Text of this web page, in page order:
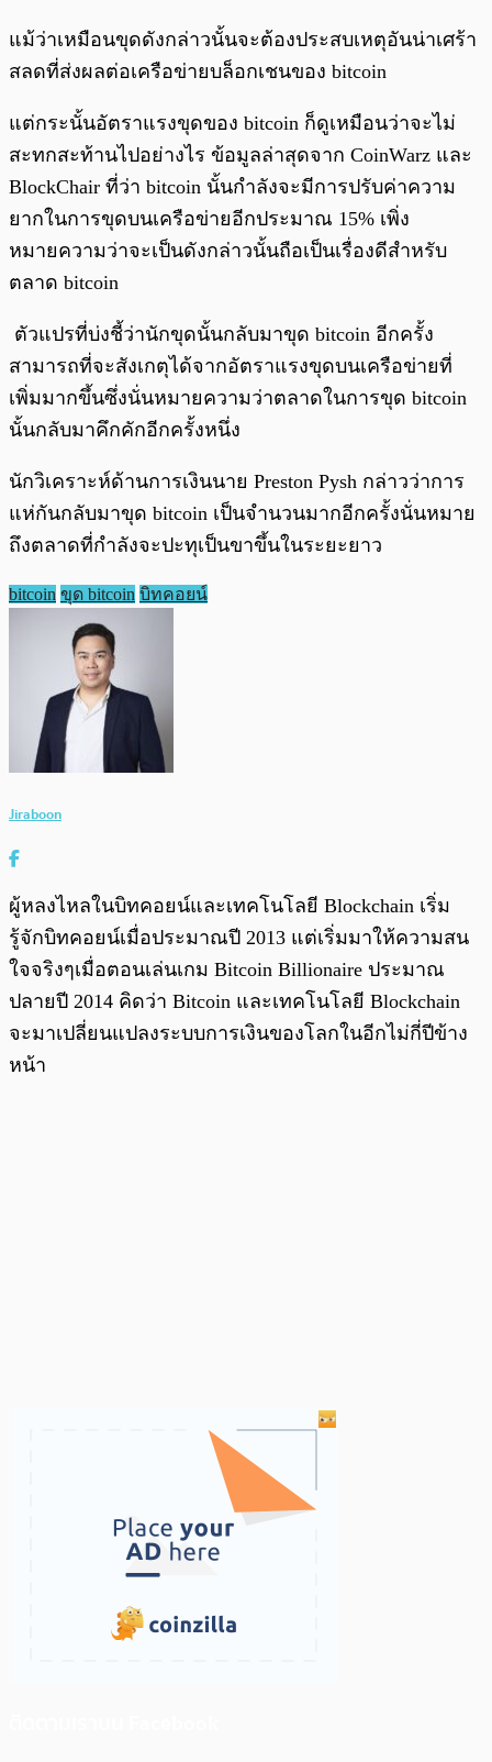
แม้ว่าเหมือนขุดดังกล่าวนั้นจะต้องประสบเหตุอันน่าเศร้า
สลดที่ส่งผลต่อเครือข่ายบล็อกเชนของ bitcoin
แต่กระนั้นอัตราแรงขุดของ bitcoin ก็ดูเหมือนว่าจะไม่
สะทกสะท้านไปอย่างไร ข้อมูลล่าสุดจาก CoinWarz และ
BlockChair ที่ว่า bitcoin นั้นกำลังจะมีการปรับค่าความ
ยากในการขุดบนเครือข่ายอีกประมาณ 15% เพิ่ง
หมายความว่าจะเป็นดังกล่าวนั้นถือเป็นเรื่องดีสำหรับ
ตลาด bitcoin
ตัวแปรที่บ่งชี้ว่านักขุดนั้นกลับมาขุด bitcoin อีกครั้ง
สามารถที่จะสังเกตุได้จากอัตราแรงขุดบนเครือข่ายที่
เพิ่มมากขึ้นซึ่งนั่นหมายความว่าตลาดในการขุด bitcoin
นั้นกลับมาคึกคักอีกครั้งหนึ่ง
นักวิเคราะห์ด้านการเงินนาย Preston Pysh กล่าวว่าการ
แห่กันกลับมาขุด bitcoin เป็นจำนวนมากอีกครั้งนั่นหมาย
ถึงตลาดที่กำลังจะปะทุเป็นขาขึ้นในระยะยาว
bitcoin ขุด bitcoin บิทคอยน์
Jiraboon
ผู้หลงไหลในบิทคอยน์และเทคโนโลยี Blockchain เริ่ม
รู้จักบิทคอยน์เมื่อประมาณปี 2013 แต่เริ่มมาให้ความสน
ใจจริงๆเมื่อตอนเล่นเกม Bitcoin Billionaire ประมาณ
ปลายปี 2014 คิดว่า Bitcoin และเทคโนโลยี Blockchain
จะมาเปลี่ยนแปลงระบบการเงินของโลกในอีกไม่กี่ปีข้าง
หน้า